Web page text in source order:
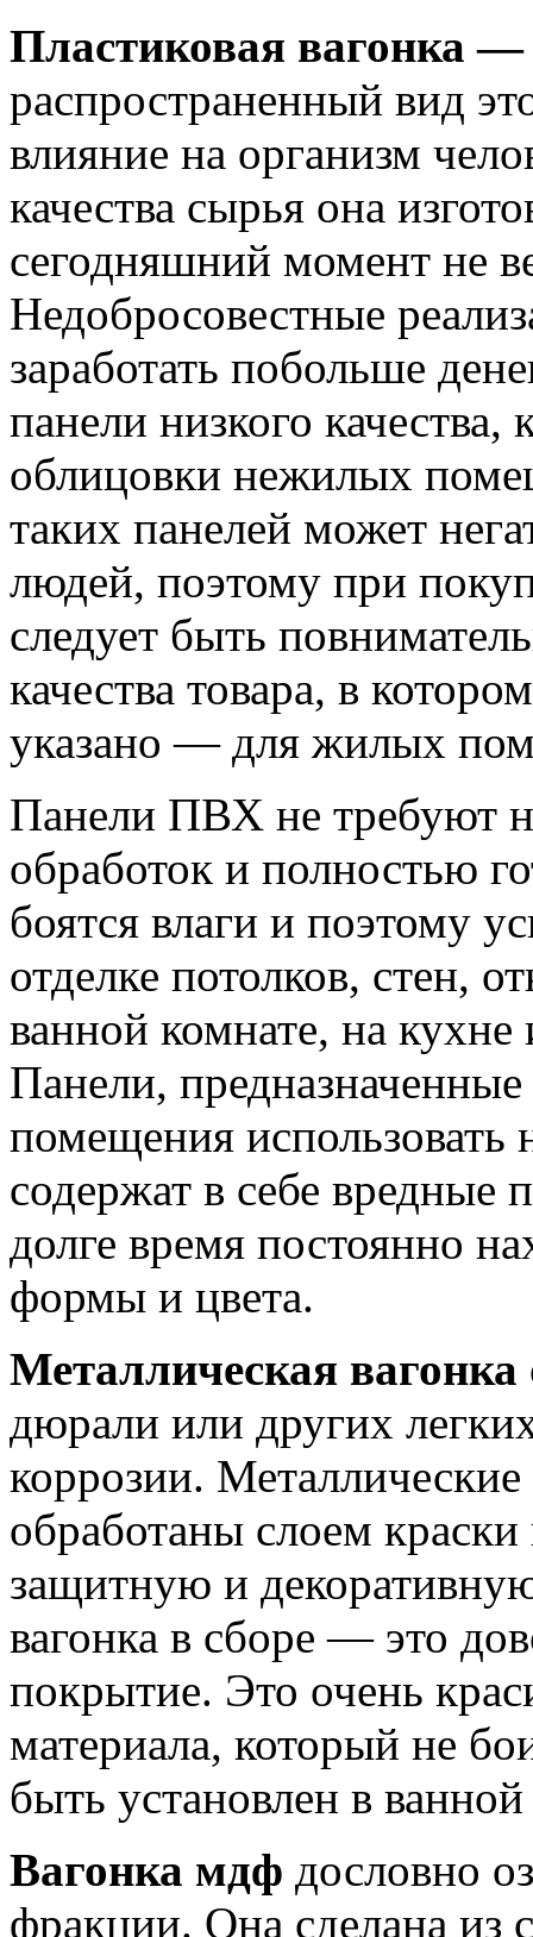
Пластиковая вагонка
распространенный вид
влияние на организм
качества сырья она
сегодняшний момент не
Недобросовестные
заработать побольше
панели низкого
облицовки нежилых
таких панелей может
людей, поэтому при
следует быть
качества товара, в
указано — для жилых
Панели ПВХ не требуют
обработок и полностью
боятся влаги и поэтому
отделке потолков, стен,
ванной комнате, на
Панели,
помещения использовать
содержат в себе
долге время постоянно
формы и цвета.
Металлическая вагонка
дюрали или других
коррозии. Металлические
обработаны слоем
защитную и
вагонка в сборе — это
покрытие. Это очень
материала, который не
быть установлен в
Вагонка мдф дословно
фракции. Она сделана из